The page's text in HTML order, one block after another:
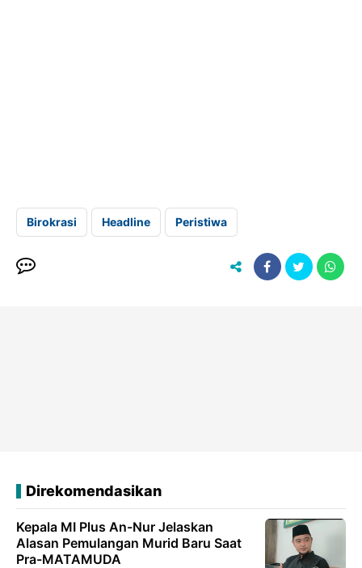
Birokrasi Headline Peristiwa
Direkomendasikan
Kepala MI Plus An-Nur Jelaskan
Alasan Pemulangan Murid Baru Saat
Pra-MATAMUDA